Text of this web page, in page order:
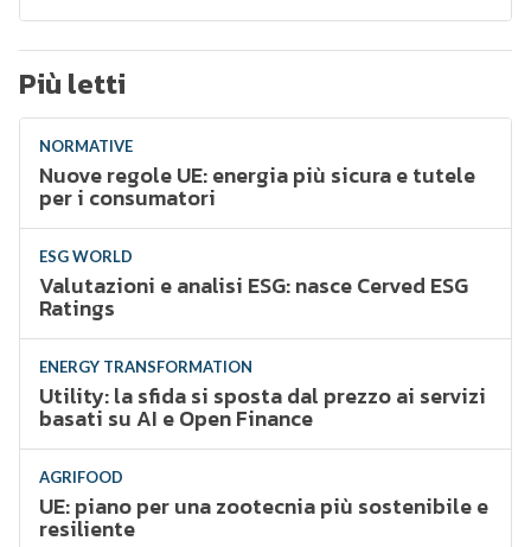
Più letti
NORMATIVE
Nuove regole UE: energia più sicura e tutele
per i consumatori
ESG WORLD
Valutazioni e analisi ESG: nasce Cerved ESG
Ratings
ENERGY TRANSFORMATION
Utility: la sfida si sposta dal prezzo ai servizi
basati su AI e Open Finance
AGRIFOOD
UE: piano per una zootecnia più sostenibile e
resiliente